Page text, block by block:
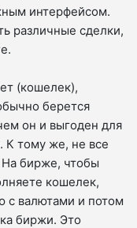
интерфейсом.
различные сделки,
(кошелек),
берется
он и выгоден для
К тому же, не все
бирже, чтобы
кошелек,
с валютами и потом
биржи. Это